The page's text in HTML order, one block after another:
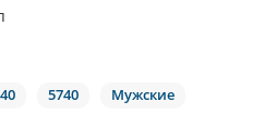
5740 Мужские